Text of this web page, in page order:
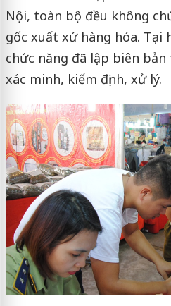
Nội, toàn bộ đều không
gốc xuất xứ hàng hóa.
chức năng đã lập biên
xác minh, kiểm định, xử lý.